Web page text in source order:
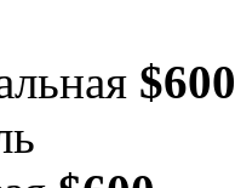
$600